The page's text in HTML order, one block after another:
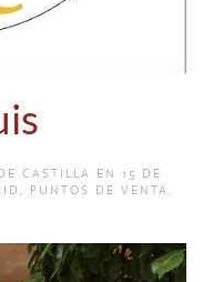
CASTILLA EN 15 DE
, PUNTOS DE VENTA .